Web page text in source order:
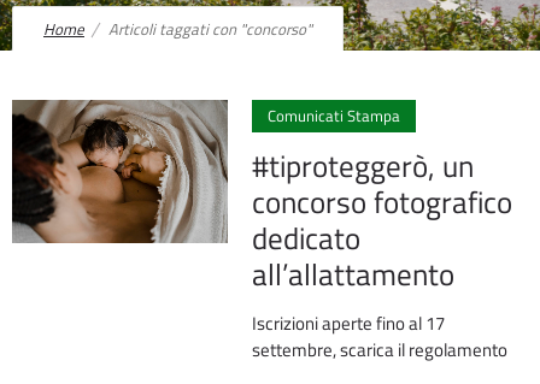
Home Articoli taggati con "concorso"
Comunicati Stampa
#tiproteggerò, un
concorso fotografico
dedicato
all’allattamento
Iscrizioni aperte fino al 17
settembre, scarica il regolamento